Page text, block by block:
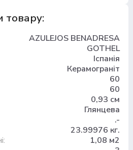
товару:
AZULEJOS BENADRESA
GOTHEL
Іспанія
Керамограніт
60
60
0,93 см
Глянцева
.-
23.99976 кг.
1,08 м2